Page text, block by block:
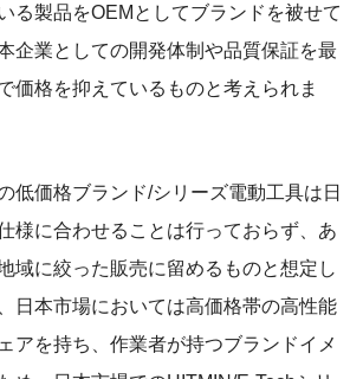
る製品をOEMとしてブランドを被せて
企業としての開発体制や品質保証を最
価格を抑えているものと考えられま
低価格ブランド/シリーズ電動工具は日
様に合わせることは行っておらず、あ
域に絞った販売に留めるものと想定し
日本市場においては高価格帯の高性能
アを持ち、作業者が持つブランドイメ